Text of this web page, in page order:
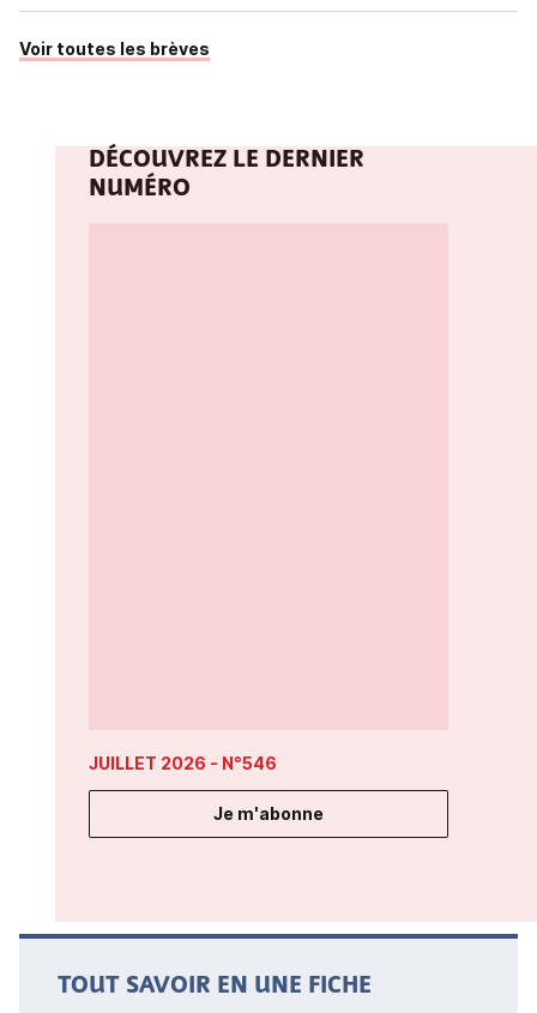
Voir toutes les brèves
DÉCOUVREZ LE DERNIER
NUMÉRO
JUILLET 2026 - N°546
Je m'abonne
TOUT SAVOIR EN UNE FICHE